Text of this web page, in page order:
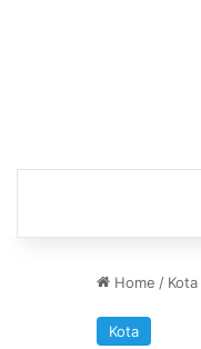
Home / Kota
Kota